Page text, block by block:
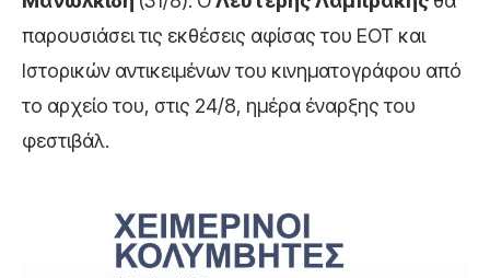
παρουσιάσει τις εκθέσεις αφίσας του ΕΟΤ και
Ιστορικών αντικειμένων του κινηματογράφου από
το αρχείο του, στις 24/8, ημέρα έναρξης του
φεστιβάλ.